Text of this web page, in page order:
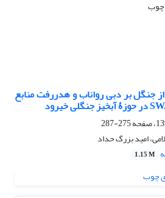
جنگل بر دبی رواناب و هدررفت منابع
275-287
امید بزرگ حداد
1.15 M